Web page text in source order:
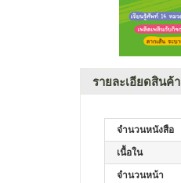
รายละเอียดสินค้า
จำนวนหนังสือ
เนื้อใน
จำนวนหน้า